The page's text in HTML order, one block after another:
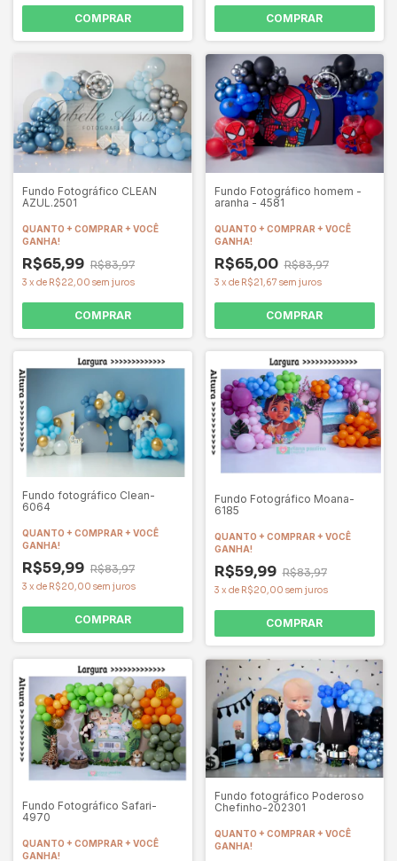
COMPRAR COMPRAR
Fundo Fotográfico CLEAN
AZUL.2501
QUANTO + COMPRAR + VOCÊ
GANHA!
R$65,99 R$83,97
3 x de R$22,00 sem juros
COMPRAR
Fundo Fotográfico homem -
aranha - 4581
QUANTO + COMPRAR + VOCÊ
GANHA!
R$65,00 R$83,97
3 x de R$21,67 sem juros
COMPRAR
Fundo fotográfico Clean-
6064
QUANTO + COMPRAR + VOCÊ
GANHA!
R$59,99 R$83,97
3 x de R$20,00 sem juros
COMPRAR
Fundo Fotográfico Moana-
6185
QUANTO + COMPRAR + VOCÊ
GANHA!
R$59,99 R$83,97
3 x de R$20,00 sem juros
COMPRAR
Fundo Fotográfico Safari-
4970
QUANTO + COMPRAR + VOCÊ
GANHA!
Fundo fotográfico Poderoso
Chefinho-202301
QUANTO + COMPRAR + VOCÊ
GANHA!